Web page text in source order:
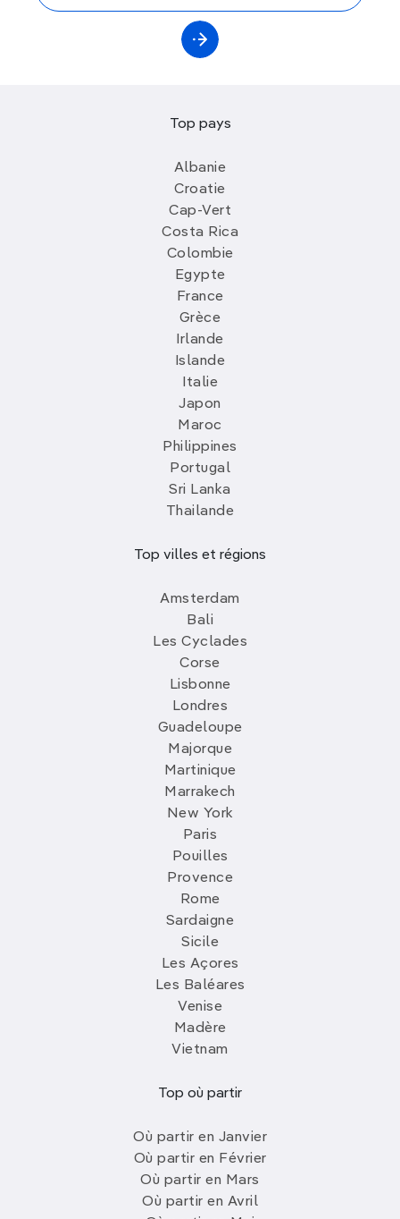
Top pays
Albanie
Croatie
Cap-Vert
Costa Rica
Colombie
Egypte
France
Grèce
Irlande
Islande
Italie
Japon
Maroc
Philippines
Portugal
Sri Lanka
Thailande
Top villes et régions
Amsterdam
Bali
Les Cyclades
Corse
Lisbonne
Londres
Guadeloupe
Majorque
Martinique
Marrakech
New York
Paris
Pouilles
Provence
Rome
Sardaigne
Sicile
Les Açores
Les Baléares
Venise
Madère
Vietnam
Top où partir
Où partir en Janvier
Où partir en Février
Où partir en Mars
Où partir en Avril